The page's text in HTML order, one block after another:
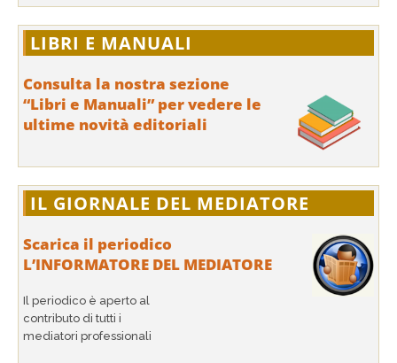
LIBRI E MANUALI
Consulta la nostra sezione
“Libri e Manuali” per vedere le
ultime novità editoriali
IL GIORNALE DEL MEDIATORE
Scarica il periodico
L’INFORMATORE DEL MEDIATORE
Il periodico è aperto al
contributo di tutti i
mediatori professionali